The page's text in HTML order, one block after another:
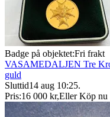
Badge på objektet:Fri frakt
VASAMEDALJEN Tre
guld
Sluttid14 aug 10:25.
Pris:16 000 kr,Eller Köp nu